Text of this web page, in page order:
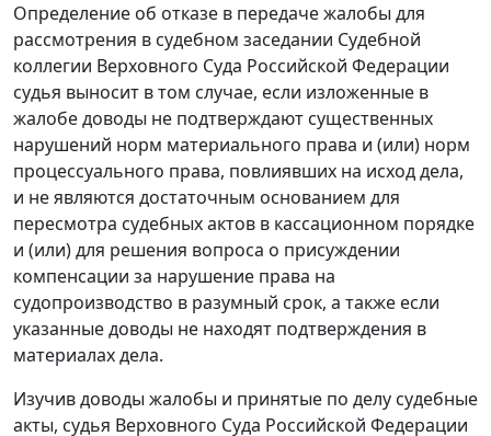
Определение об отказе в передаче жалобы для
рассмотрения в судебном заседании Судебной
коллегии Верховного Суда Российской Федерации
судья выносит в том случае, если изложенные в
жалобе доводы не подтверждают существенных
нарушений норм материального права и (или) норм
процессуального права, повлиявших на исход дела,
и не являются достаточным основанием для
пересмотра судебных актов в кассационном порядке
и (или) для решения вопроса о присуждении
компенсации за нарушение права на
судопроизводство в разумный срок, а также если
указанные доводы не находят подтверждения в
материалах дела.
Изучив доводы жалобы и принятые по делу судебные
акты, судья Верховного Суда Российской Федерации